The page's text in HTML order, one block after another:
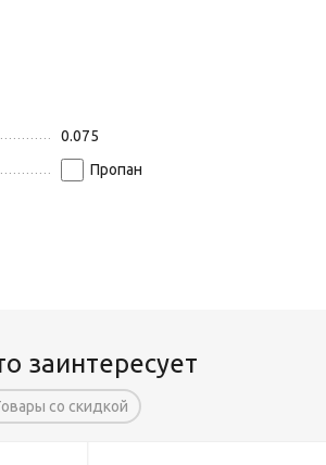
0.075
Пропан
заинтересует
со скидкой